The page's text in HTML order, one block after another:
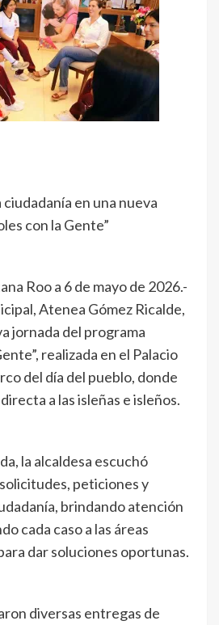
en una nueva
con la Gente”
Roo a 6 de mayo de 2026.-
Atenea Gómez Ricalde,
jornada del programa
realizada en el Palacio
del día del pueblo, donde
a las isleñas e isleños.
la alcaldesa escuchó
peticiones y
brindando atención
cada caso a las áreas
dar soluciones oportunas.
diversas entregas de